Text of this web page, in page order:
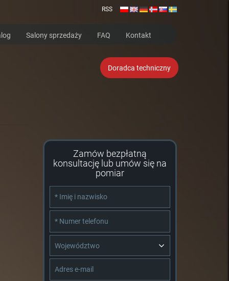
RSS
Salony sprzedaży FAQ Kontakt
Doradca techniczny
Zamów bezpłatną
konsultację lub umów się na
pomiar
Województwo